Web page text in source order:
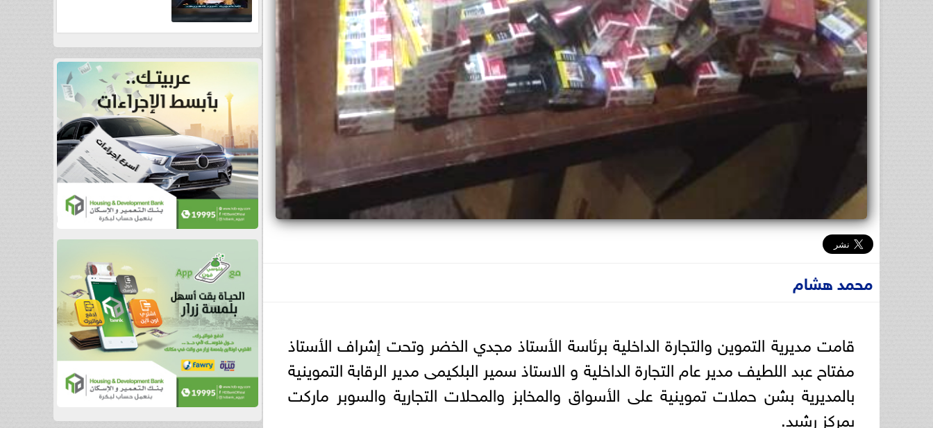
محمد هشام
قامت مديرية التموين والتجارة الداخلية برئاسة الأستاذ مجدي الخضر وتحت إشراف الأستاذ
مفتاح عبد اللطيف مدير عام التجارة الداخلية و الاستاذ سمير البلكيمى مدير الرقابة التموينية
بالمديرية بشن حملات تموينية على الأسواق والمخابز والمحلات التجارية والسوبر ماركت
بمركز رشيد.